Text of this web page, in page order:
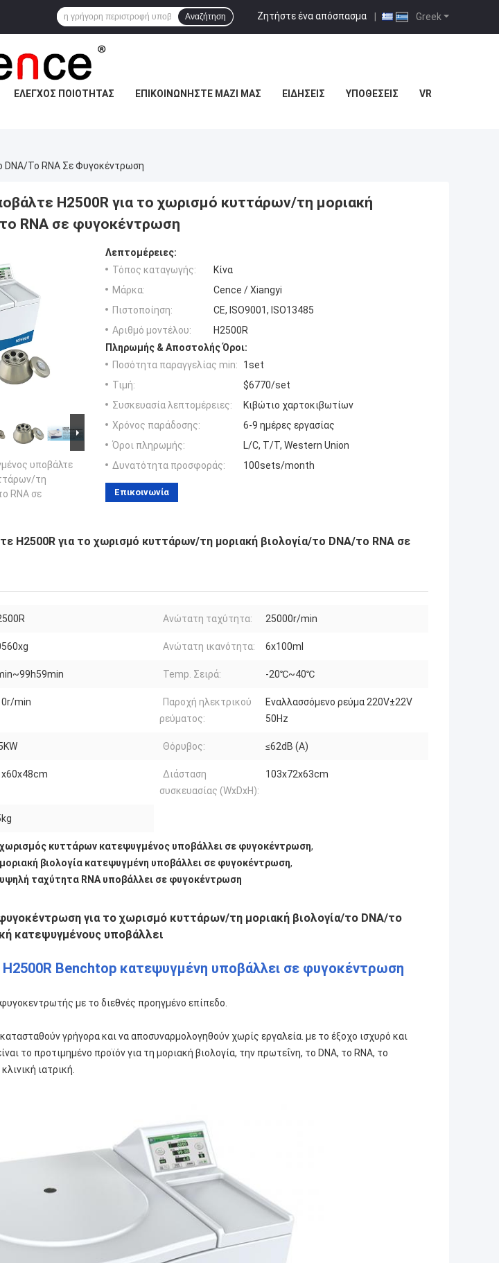
Greek
Ζητήστε ένα απόσπασμα |
Αναζήτηση
ΈΛΕΓΧΟΣ ΠΟΙΌΤΗΤΑΣ ΕΠΙΚΟΙΝΩΝΉΣΤΕ ΜΑΖΊ ΜΑΣ ΕΙΔΉΣΕΙΣ ΥΠΟΘΈΣΕΙΣ VR
DNA/το RNA Σε Φυγοκέντρωση
H2500R για το χωρισμό κυττάρων/τη μοριακή
RNA σε φυγοκέντρωση
υποβάλτε
τη
RNA σε
Λεπτομέρειες:
Τόπος καταγωγής:
Κίνα
Μάρκα:
Cence / Xiangyi
Πιστοποίηση:
CE, ISO9001, ISO13485
Αριθμό μοντέλου:
H2500R
Πληρωμής & Αποστολής Όροι:
Ποσότητα παραγγελίας min:
1set
Τιμή:
$6770/set
Συσκευασία λεπτομέρειες:
Κιβώτιο χαρτοκιβωτίων
Χρόνος παράδοσης:
6-9 ημέρες εργασίας
Όροι πληρωμής:
L/C, T/T, Western Union
Δυνατότητα προσφοράς:
100sets/month
Επικοινωνία
H2500R για το χωρισμό κυττάρων/τη μοριακή βιολογία/το DNA/το RNA σε
Ανώτατη ταχύτητα: 25000r/min
Ανώτατη ικανότητα: 6x100ml
Temp. Σειρά: -20℃~40℃
min
Παροχή ηλεκτρικού
ρεύματος:
Εναλλασσόμενο ρεύμα 220V±22V
50Hz
Θόρυβος: ≤62dB (Α)
Διάσταση
συσκευασίας (WxDxH):
103x72x63cm
κυττάρων κατεψυγμένος υποβάλλει σε φυγοκέντρωση,
βιολογία κατεψυγμένη υποβάλλει σε φυγοκέντρωση,
ταχύτητα RNA υποβάλλει σε φυγοκέντρωση
για το χωρισμό κυττάρων/τη μοριακή βιολογία/το DNA/το
κατεψυγμένους υποβάλλει
Benchtop κατεψυγμένη υποβάλλει σε φυγοκέντρωση
με το διεθνές προηγμένο επίπεδο.
γρήγορα και να αποσυναρμολογηθούν χωρίς εργαλεία. με το έξοχο ισχυρό και
το προτιμημένο προϊόν για τη μοριακή βιολογία, την πρωτεΐνη, το DNA, το RNA, το
ιατρική.